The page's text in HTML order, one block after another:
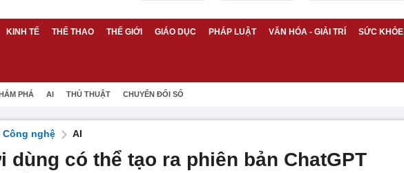
KINH TẾ THỂ THAO THẾ GIỚI GIÁO DỤC PHÁP LUẬT VĂN HÓA - GIẢI TRÍ SỨC KHỎE
PHÁ AI THỦ THUẬT CHUYỂN ĐỔI SỐ
Công nghệ AI
dùng có thể tạo ra phiên bản ChatGPT